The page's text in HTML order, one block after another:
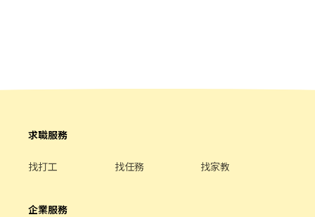
求職服務
找打工 找任務 找家教
企業服務